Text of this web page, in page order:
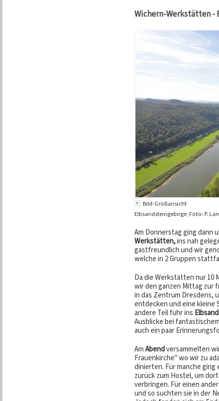
Wichern-Werkstätten -
Bild-Großansicht
Elbsandsteingebirge; Foto: P.
Am Donnerstag ging dann
Werkstätten,ins nah
gastfreundlich und wir
welche in 2 Gruppen
Da die Werkstätten nur
wir den ganzen Mittag zur
in das Zentrum Dresdens,
entdecken und eine kleine
andere Teil fuhr ins
Ausblicke bei
auch ein paar
Am Abendversammelten
Frauenkirche" wo wir zu
dinierten. Für manche
zurück zum Hostel, um
verbringen. Für einen
und so suchten sie in der